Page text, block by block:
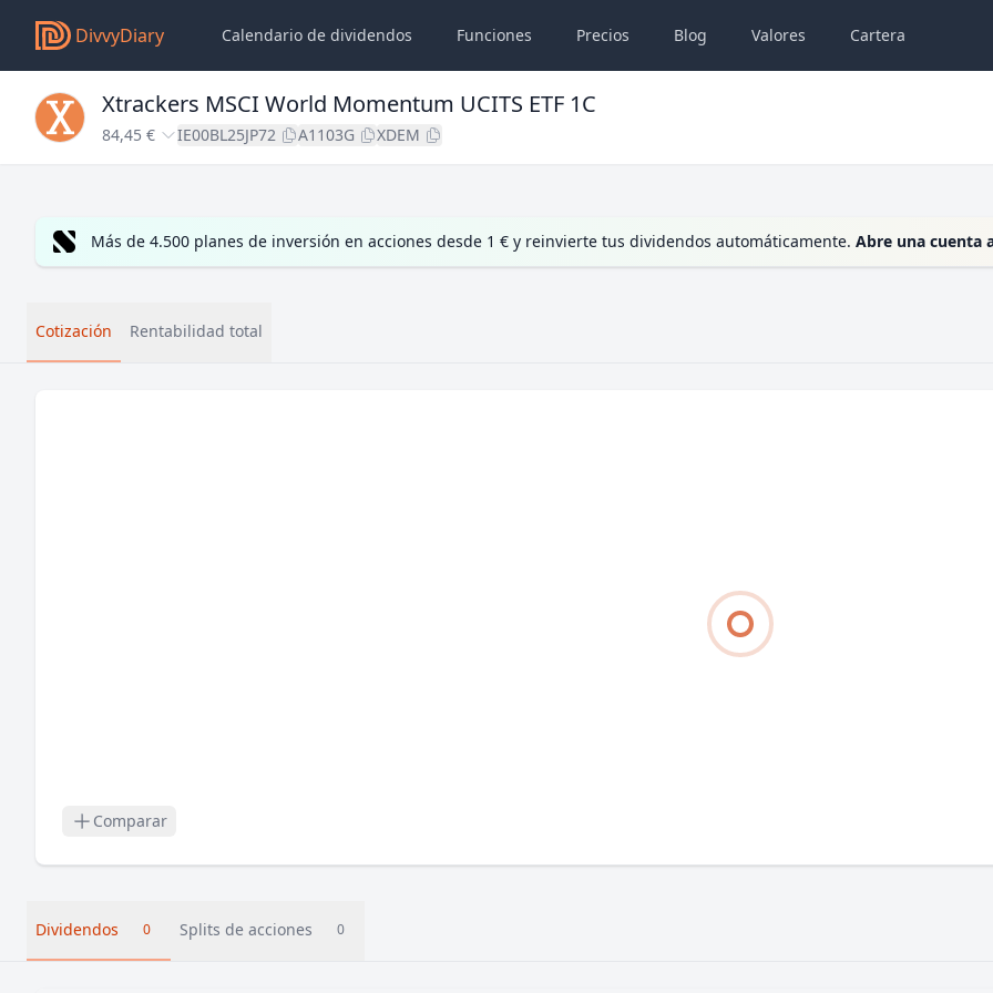
DivvyDiary Calendario de dividendos Funciones Precios Blog Valores Cartera
Xtrackers MSCI World Momentum UCITS ETF 1C
84,45 € IE00BL25JP72 A1103G XDEM
Más de 4.500 planes de inversión en acciones desde 1 € y reinvierte tus dividendos automáticamente. Abre una cuenta
Cotización Rentabilidad total
Comparar
Dividendos 0 Splits de acciones 0